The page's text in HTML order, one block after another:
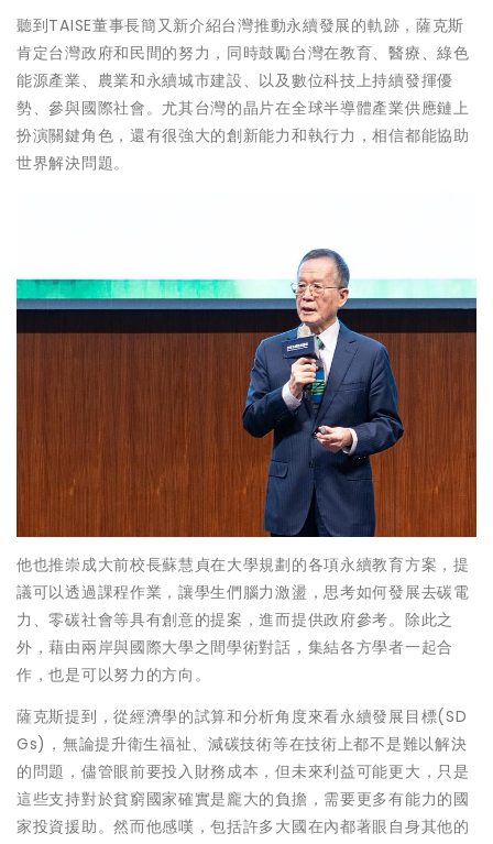
聽到TAISE董事長簡又新介紹台灣推動永續發展的軌跡，薩克斯
肯定台灣政府和民間的努力，同時鼓勵台灣在教育、醫療、綠色
能源產業、農業和永續城市建設、以及數位科技上持續發揮優
勢、參與國際社會。尤其台灣的晶片在全球半導體產業供應鏈上
扮演關鍵角色，還有很強大的創新能力和執行力，相信都能協助
世界解決問題。
他也推崇成大前校長蘇慧貞在大學規劃的各項永續教育方案，提
議可以透過課程作業，讓學生們腦力激盪，思考如何發展去碳電
力、零碳社會等具有創意的提案，進而提供政府參考。除此之
外，藉由兩岸與國際大學之間學術對話，集結各方學者一起合
作，也是可以努力的方向。
薩克斯提到，從經濟學的試算和分析角度來看永續發展目標(SD
Gs)，無論提升衛生福祉、減碳技術等在技術上都不是難以解決
的問題，儘管眼前要投入財務成本，但未來利益可能更大，只是
這些支持對於貧窮國家確實是龐大的負擔，需要更多有能力的國
家投資援助。然而他感嘆，包括許多大國在內都著眼自身其他的